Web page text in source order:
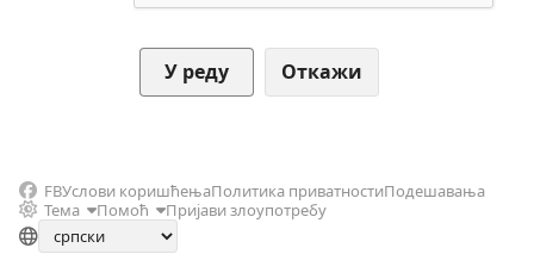
Откажи
FBУслови коришћењаПолитика приватностиПодешавања
Тема
Помоћ Пријави злоупотребу